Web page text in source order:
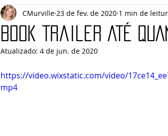
Book Trailer ATÉ
CMurville 23 de fev. de 2020 1 min de
Atualizado: 4 de jun. de 2020
https://video.wixstatic.com/video/
mp4